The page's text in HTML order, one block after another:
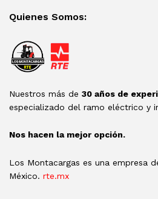
Quienes Somos:
Nuestros más de 30 años de
especializado del ramo eléctrico y
Nos hacen la mejor opción.
Los Montacargas es una empresa
México. rte.mx